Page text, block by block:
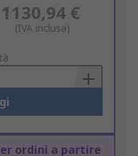
1130,94 €
(IVA inclusa)
ordini a partire